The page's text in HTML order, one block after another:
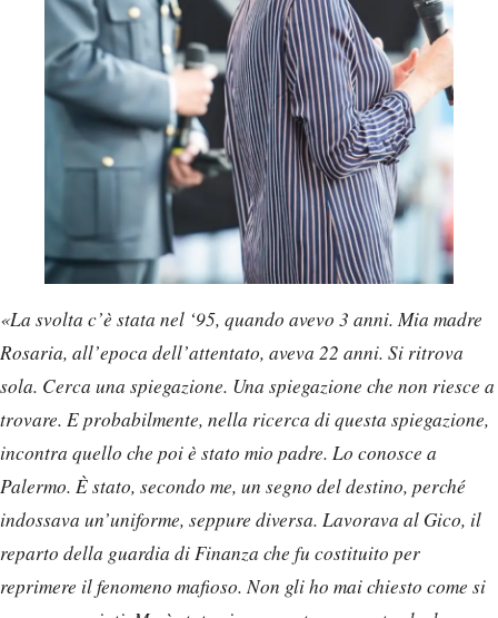
«La svolta c’è stata nel ‘95, quando avevo 3 anni. Mia madre
Rosaria, all’epoca dell’attentato, aveva 22 anni. Si ritrova
sola. Cerca una spiegazione. Una spiegazione che non riesce a
trovare. E probabilmente, nella ricerca di questa spiegazione,
incontra quello che poi è stato mio padre. Lo conosce a
Palermo. È stato, secondo me, un segno del destino, perché
indossava un’uniforme, seppure diversa. Lavorava al Gico, il
reparto della guardia di Finanza che fu costituito per
reprimere il fenomeno mafioso. Non gli ho mai chiesto come si